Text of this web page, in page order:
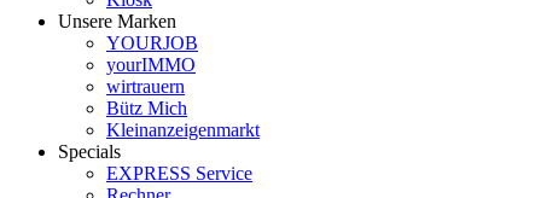
Unsere Marken
YOURJOB
yourIMMO
wirtrauern
Bütz Mich
Kleinanzeigenmarkt
Specials
EXPRESS Service